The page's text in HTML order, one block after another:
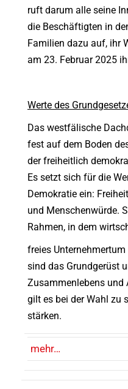
ruft darum alle seine
die Beschäftigten in
Familien dazu auf, ihr
am 23. Februar 2025
Werte des
Das westfälische
fest auf dem Boden
der freiheitlich
Es setzt sich für die
Demokratie ein:
und Menschenwürde.
Rahmen, in dem
freies
sind das Grundgerüst
Zusammenlebens und
gilt es bei der Wahl zu
stärken.
mehr…